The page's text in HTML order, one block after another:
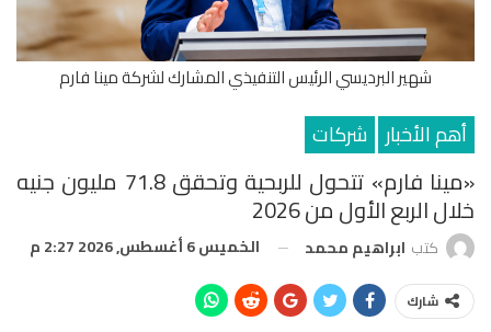
شهير البرديسي الرئيس التنفيذي المشارك لشركة مينا فارم
أهم الأخبار شركات
«مينا فارم» تتحول للربحية وتحقق 71.8 مليون جنيه
خلال الربع الأول من 2026
كتب ابراهيم محمد الخميس 6 أغسطس, 2026 2:27 م
شارك